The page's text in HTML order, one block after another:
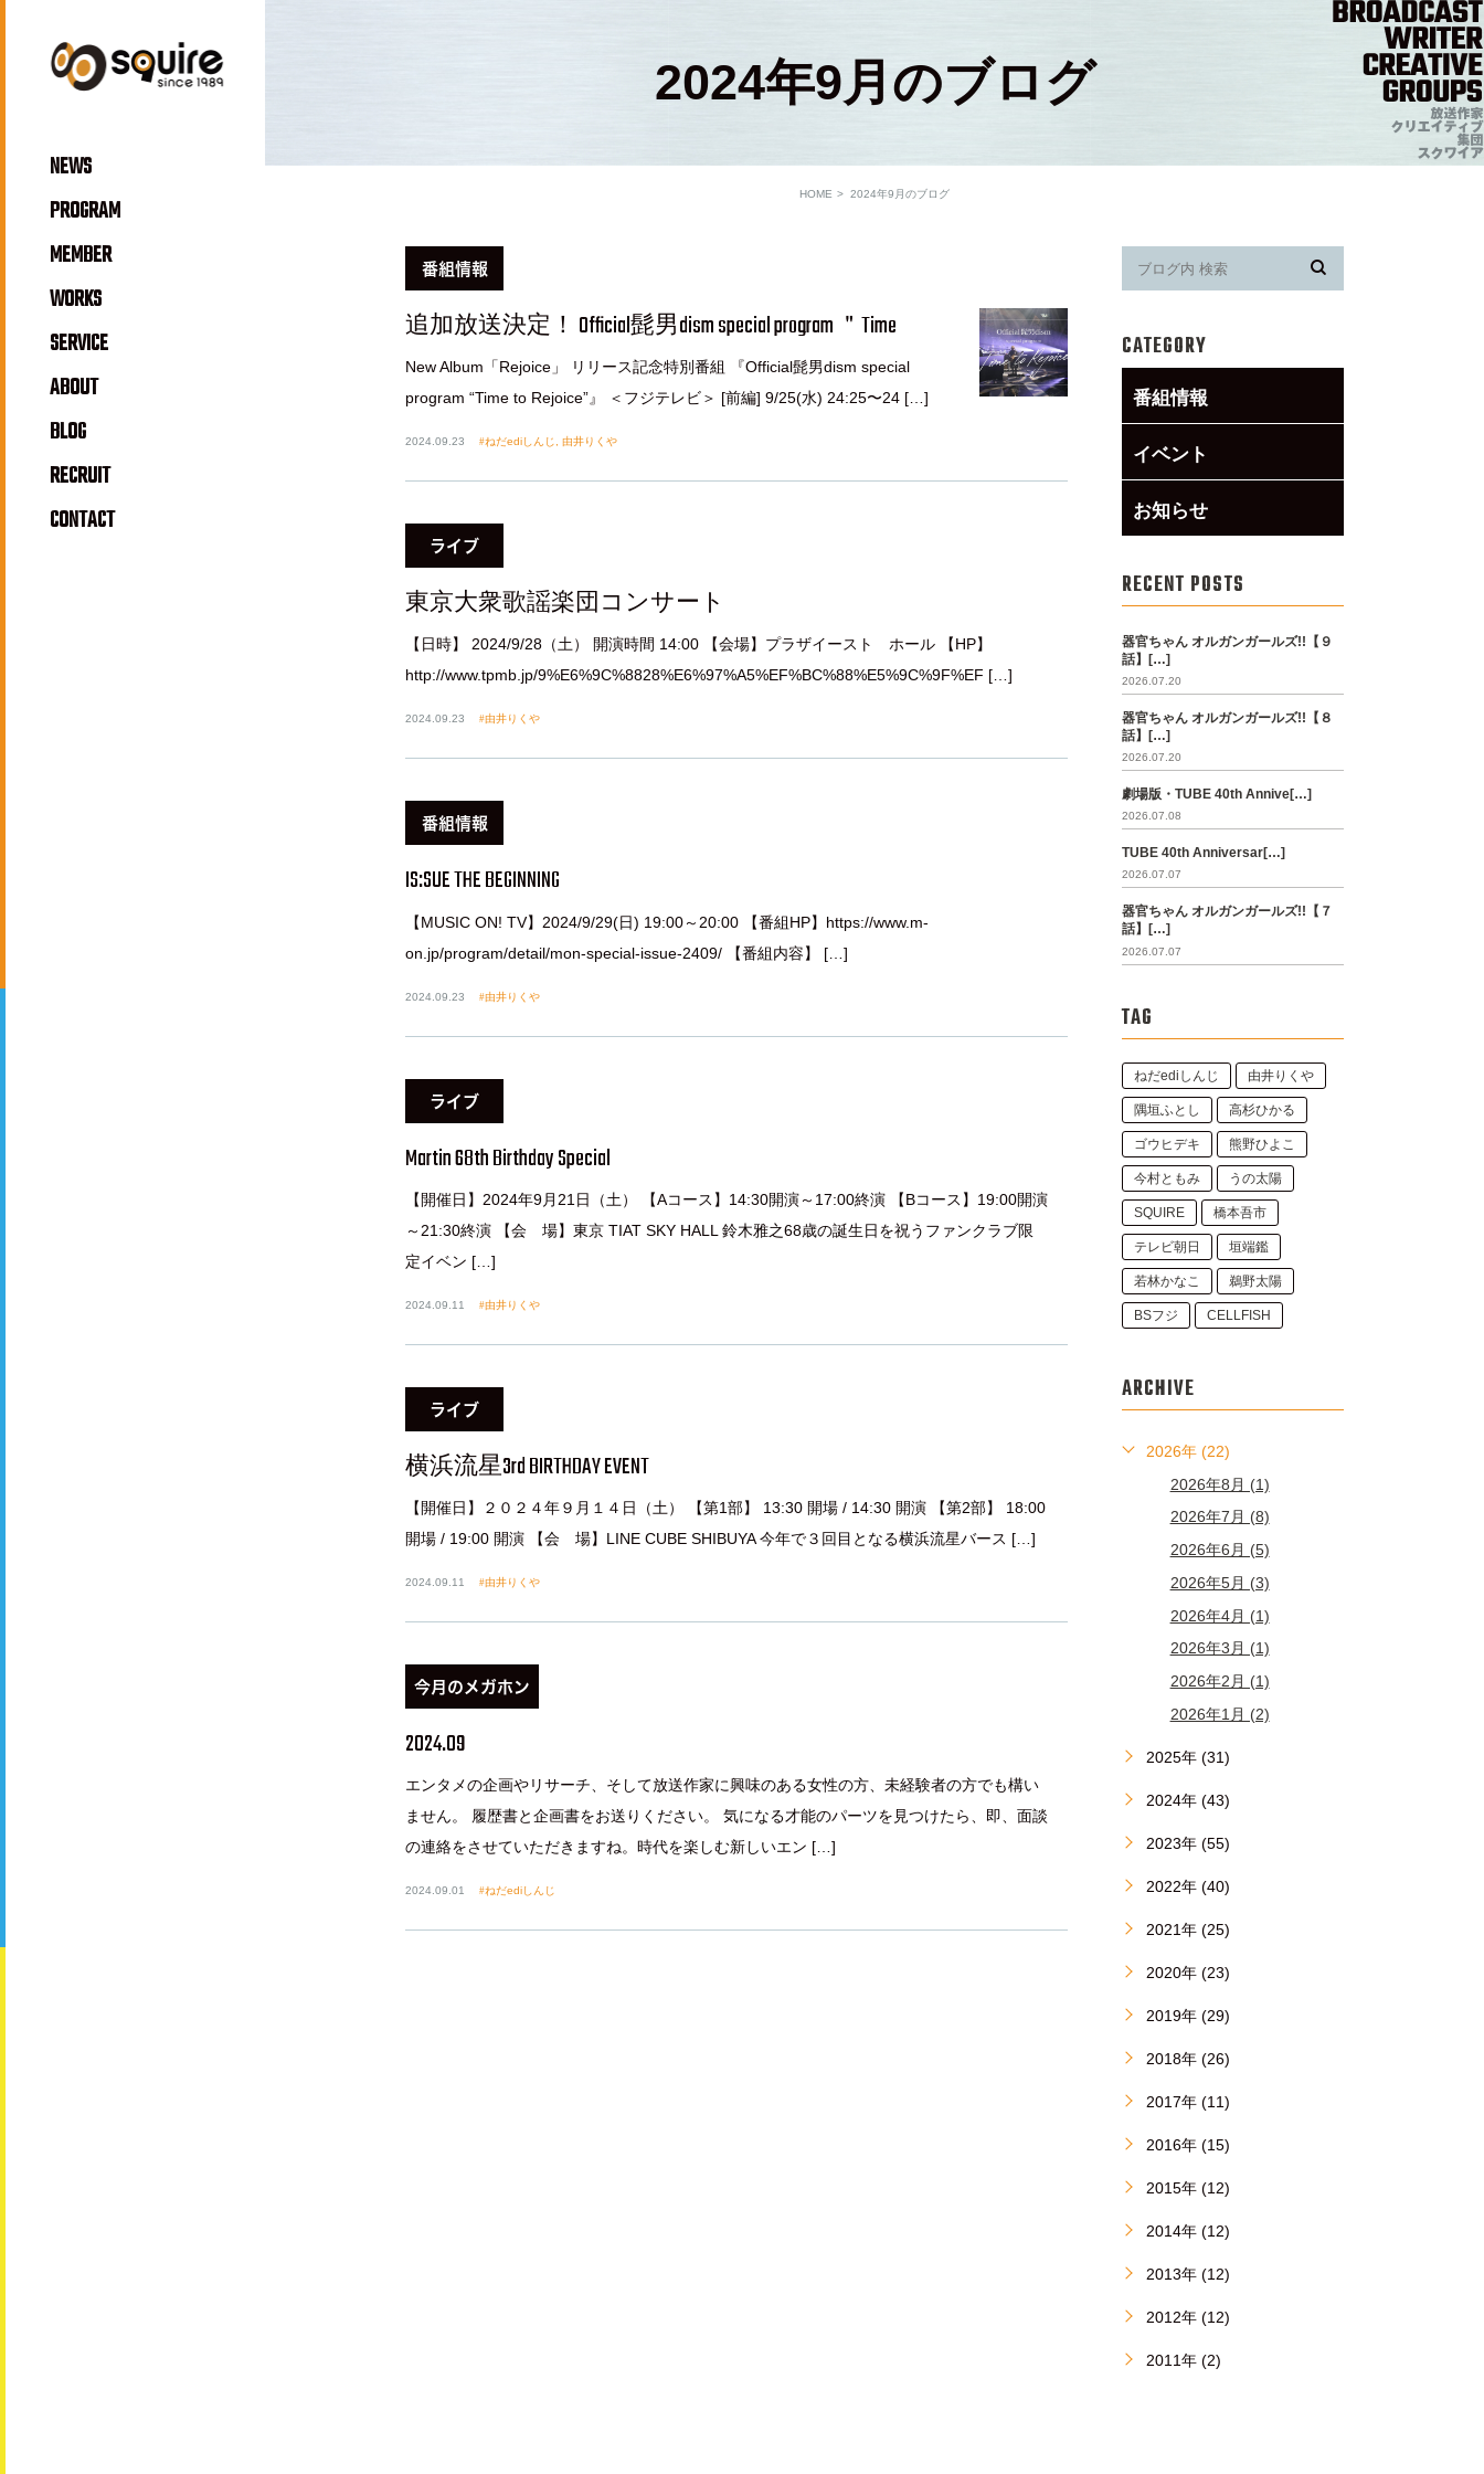
NEWS
PROGRAM
MEMBER
WORKS
SERVICE
ABOUT
BLOG
RECRUIT
CONTACT
2024年9月のブログ
HOME 2024年9月のブログ
番組情報
追加放送決定！ Official髭男dism special program ＂Time
New Album「Rejoice」 リリース記念特別番組 『Official髭男dism special
program “Time to Rejoice”』 ＜フジテレビ＞ [前編] 9/25(水) 24:25〜24 […]
2024.09.23 ねだediしんじ 由井りくや
ライブ
東京大衆歌謡楽団コンサート
【日時】 2024/9/28（土） 開演時間 14:00 【会場】プラザイースト ホール 【HP】
http://www.tpmb.jp/9%E6%9C%8828%E6%97%A5%EF%BC%88%E5%9C%9F%EF […]
2024.09.23 由井りくや
番組情報
IS:SUE THE BEGINNING
【MUSIC ON! TV】2024/9/29(日) 19:00～20:00 【番組HP】https://www.m-
on.jp/program/detail/mon-special-issue-2409/ 【番組内容】 […]
2024.09.23 由井りくや
ライブ
Martin 68th Birthday Special
【開催日】2024年9月21日（土） 【Aコース】14:30開演～17:00終演 【Bコース】19:00開演
～21:30終演 【会 場】東京 TIAT SKY HALL 鈴木雅之68歳の誕生日を祝うファンクラブ限
定イベン […]
2024.09.11 由井りくや
ライブ
横浜流星3rd BIRTHDAY EVENT
【開催日】２０２４年９月１４日（土） 【第1部】 13:30 開場 / 14:30 開演 【第2部】 18:00
開場 / 19:00 開演 【会 場】LINE CUBE SHIBUYA 今年で３回目となる横浜流星バース […]
2024.09.11 由井りくや
今月のメガホン
2024.09
エンタメの企画やリサーチ、そして放送作家に興味のある女性の方、未経験者の方でも構い
ません。 履歴書と企画書をお送りください。 気になる才能のパーツを見つけたら、即、面談
の連絡をさせていただきますね。時代を楽しむ新しいエン […]
2024.09.01 ねだediしんじ
CATEGORY
番組情報
イベント
お知らせ
RECENT POSTS
器官ちゃん オルガンガールズ!!【９
話】[…]
2026.07.20
器官ちゃん オルガンガールズ!!【８
話】[…]
2026.07.20
劇場版・TUBE 40th Annive[…]
2026.07.08
TUBE 40th Anniversar[…]
2026.07.07
器官ちゃん オルガンガールズ!!【７
話】[…]
2026.07.07
TAG
ねだediしんじ 由井りくや
隅垣ふとし 高杉ひかる
ゴウヒデキ 熊野ひよこ
今村ともみ うの太陽
SQUIRE 橋本吾市
テレビ朝日 垣端鑑
若林かなこ 鵜野太陽
BSフジ CELLFISH
ARCHIVE
2026年 (22)
2026年8月 (1)
2026年7月 (8)
2026年6月 (5)
2026年5月 (3)
2026年4月 (1)
2026年3月 (1)
2026年2月 (1)
2026年1月 (2)
2025年 (31)
2024年 (43)
2023年 (55)
2022年 (40)
2021年 (25)
2020年 (23)
2019年 (29)
2018年 (26)
2017年 (11)
2016年 (15)
2015年 (12)
2014年 (12)
2013年 (12)
2012年 (12)
2011年 (2)